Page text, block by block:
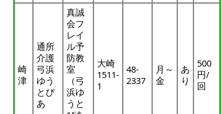
崎
津
通所
介護
弓浜
ゆう
とぴ
あ
真誠
会フ
レイ
ル予
防教
室
（弓
浜ゆ
うと
大崎
1511-
1
48-
2337
月～
金
あ
り
500
円/
回